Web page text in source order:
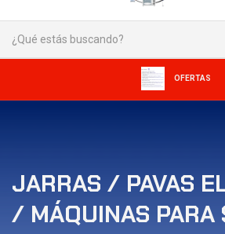
OFERTAS
JARRAS / PAVAS
/ MÁQUINAS PARA